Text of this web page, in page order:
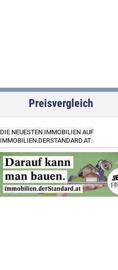
Preisvergleich
DIE NEUESTEN IMMOBILIEN AUF
IMMOBILIEN.DERSTANDARD.AT: